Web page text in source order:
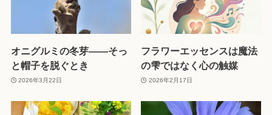
オニグルミの冬芽——そっ
と帽子を脱ぐとき
2026年3月22日
フラワーエッセンスは魔法
の雫ではなく心の触媒
2026年2月17日